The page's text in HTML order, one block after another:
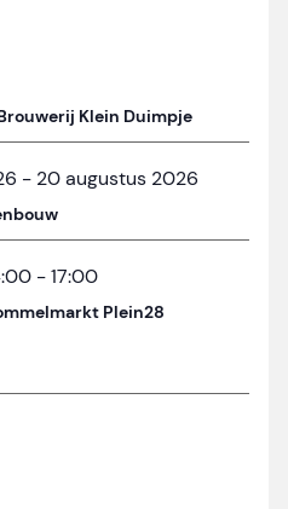
Klein Duimpje
- 20 augustus 2026
-17:00
Plein28